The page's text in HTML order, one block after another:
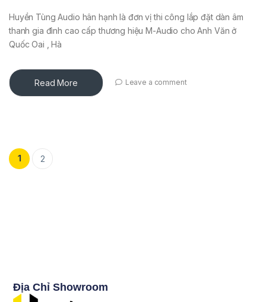
Huyền Tùng Audio hân hạnh là đơn vị thi công lắp đặt dàn âm
thanh gia đình cao cấp thương hiệu M-Audio cho Anh Văn ở
Quốc Oai , Hà
Read More Leave a comment
1 2
Địa Chỉ Showroom